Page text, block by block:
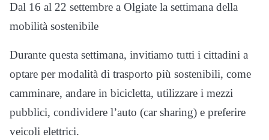
Dal 16 al 22 settembre a Olgiate la settimana della
mobilità sostenibile
Durante questa settimana, invitiamo tutti i cittadini a
optare per modalità di trasporto più sostenibili, come
camminare, andare in bicicletta, utilizzare i mezzi
pubblici, condividere l’auto (car sharing) e preferire
veicoli elettrici.